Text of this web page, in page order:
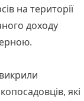
на території
доходу
які